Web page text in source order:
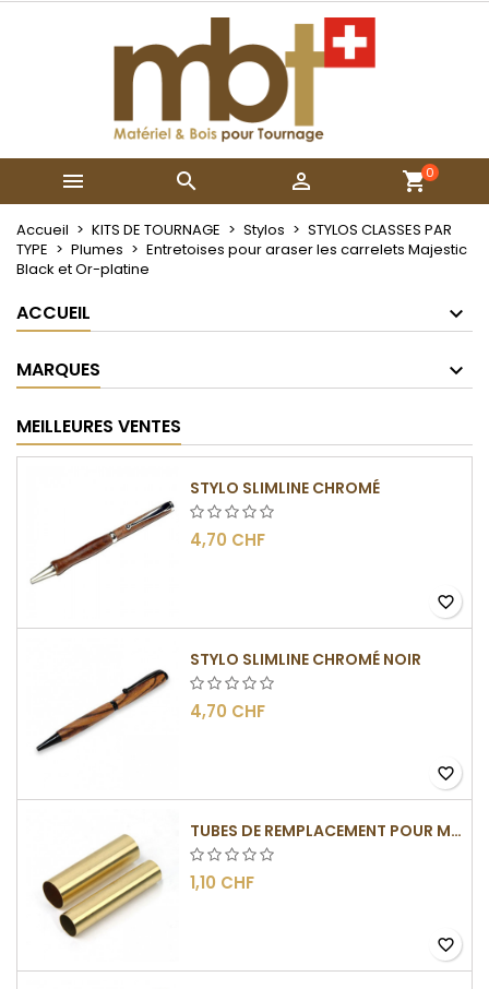
   0
Accueil KITS DE TOURNAGE Stylos
STYLOS CLASSES PAR
TYPE
Plumes
Entretoises pour araser les carrelets Majestic
Black et Or-platine
ACCUEIL
MARQUES
MEILLEURES VENTES
STYLO SLIMLINE CHROMÉ
4,70 CHF
favorite_border
STYLO SLIMLINE CHROMÉ NOIR
4,70 CHF
favorite_border
TUBES DE REMPLACEMENT POUR MÉCANISME SLIMLINE
1,10 CHF
favorite_border
Mes listes
Créer une nouvelle liste
Créer une liste d'envies
Connexion
Vous devez être connecté pour ajouter des produits
à votre liste d'envies.
Annuler Connexion